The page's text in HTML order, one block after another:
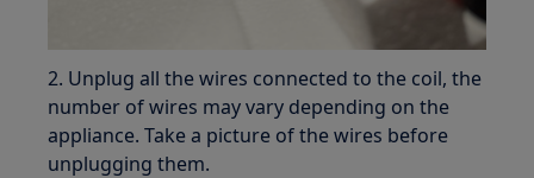
2. Unplug all the wires connected to the coil, the
number of wires may vary depending on the
appliance. Take a picture of the wires before
unplugging them.